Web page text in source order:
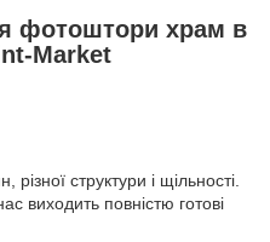
фотоштори храм в
Market
різної структури і щільності.
виходить повністю готові